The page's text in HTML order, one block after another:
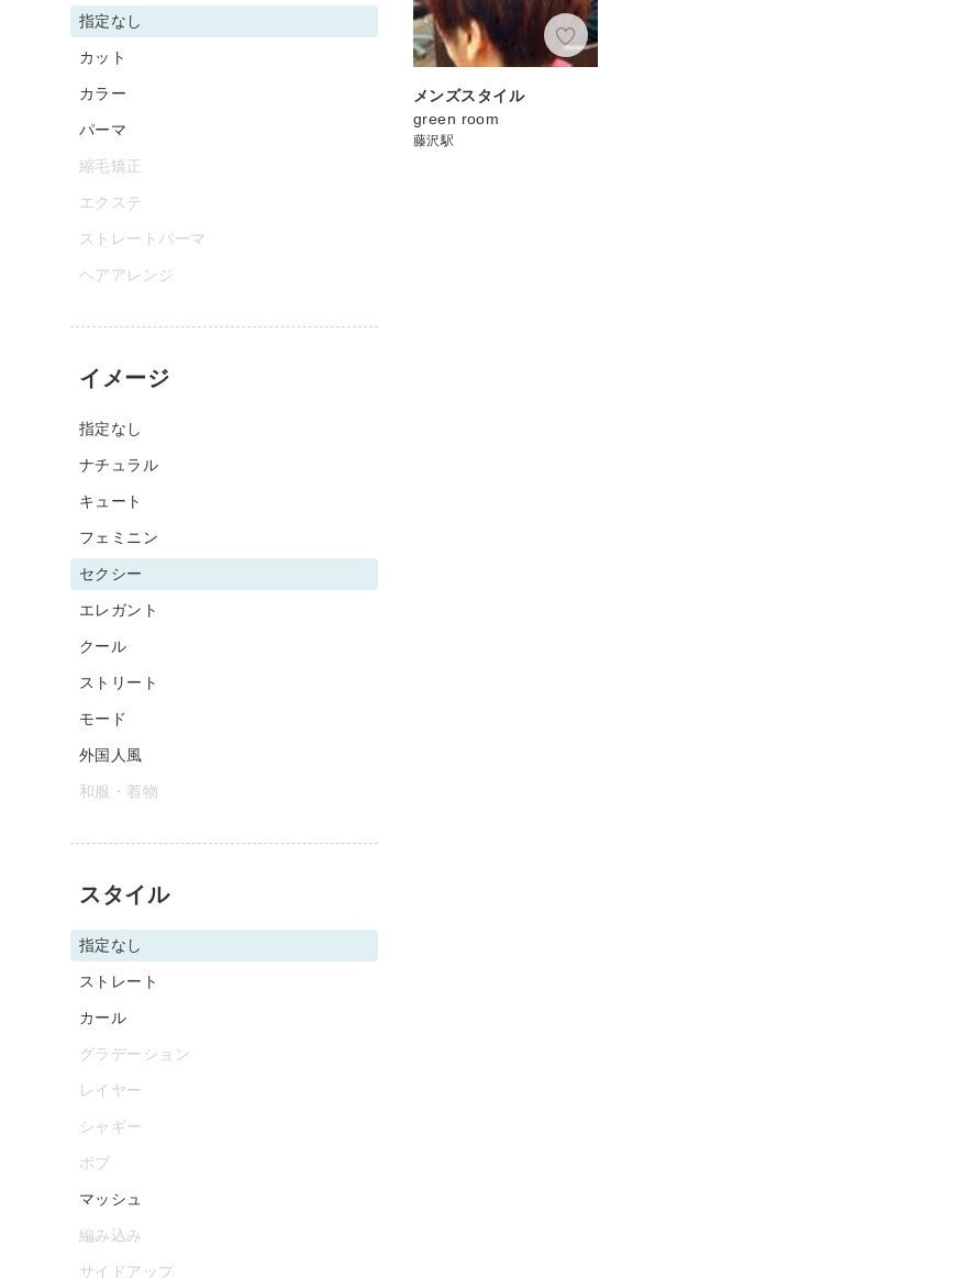
メンズスタイル
green room
藤沢駅
指定なし
カット
カラー
パーマ
縮毛矯正
エクステ
ストレートパーマ
ヘアアレンジ
イメージ
指定なし
ナチュラル
キュート
フェミニン
セクシー
エレガント
クール
ストリート
モード
外国人風
和服・着物
スタイル
指定なし
ストレート
カール
グラデーション
レイヤー
シャギー
ボブ
マッシュ
編み込み
サイドアップ